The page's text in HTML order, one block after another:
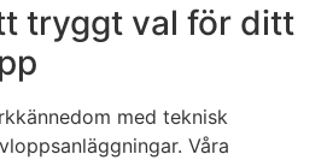
tryggt val för ditt
med teknisk
Våra